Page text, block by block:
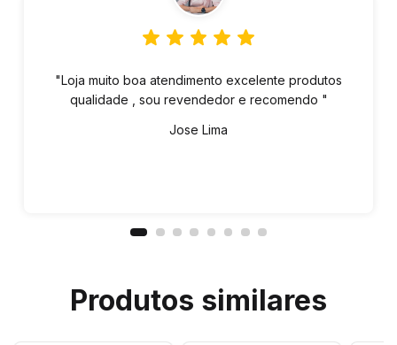
"Loja muito boa atendimento excelente produtos
qualidade , sou revendedor e recomendo "
Jose Lima
Produtos similares